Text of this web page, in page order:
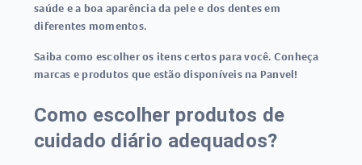
saúde e a boa aparência da pele e dos dentes em
diferentes momentos.
Saiba como escolher os itens certos para você. Conheça
marcas e produtos que estão disponíveis na Panvel!
Como escolher produtos de
cuidado diário adequados?